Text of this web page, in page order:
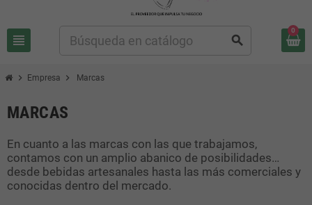
view_headline search
0
chevron_right Empresa chevron_right Marcas
MARCAS
En cuanto a las marcas con las que trabajamos,
contamos con un amplio abanico de posibilidades…
desde bebidas artesanales hasta las más comerciales y
conocidas dentro del mercado.